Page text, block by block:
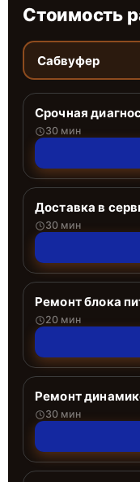
Стоимость
Сабвуфер
Срочная
30 мин
Доставка в
30 мин
Ремонт блока
20 мин
Ремонт
30 мин